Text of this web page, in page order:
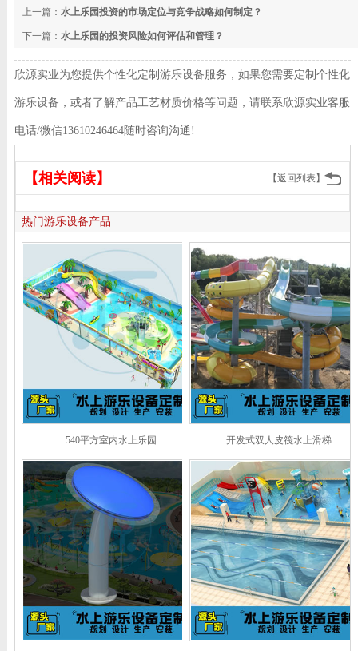
上一篇： 水上乐园投资的市场定位与竞争战略如何制定？
下一篇： 水上乐园的投资风险如何评估和管理？
欣源实业为您提供个性化定制游乐设备服务，如果您需要定制个性化
游乐设备，或者了解产品工艺材质价格等问题，请联系欣源实业客服
电话/微信13610246464随时咨询沟通!
【返回列表】
【相关阅读】
热门游乐设备产品
540平方室内水上乐园 开发式双人皮筏水上滑梯